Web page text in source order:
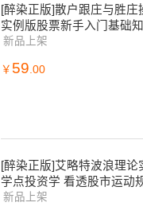
[醉染正版]散户跟庄与胜庄
实例版股票新手入门基础
个人理财炒股投资实战技
新品上架
￥ 59.00
[醉染正版]艾略特波浪理论
学点投资学 看透股市运动
读懂经济学投资理财炒股
新品上架